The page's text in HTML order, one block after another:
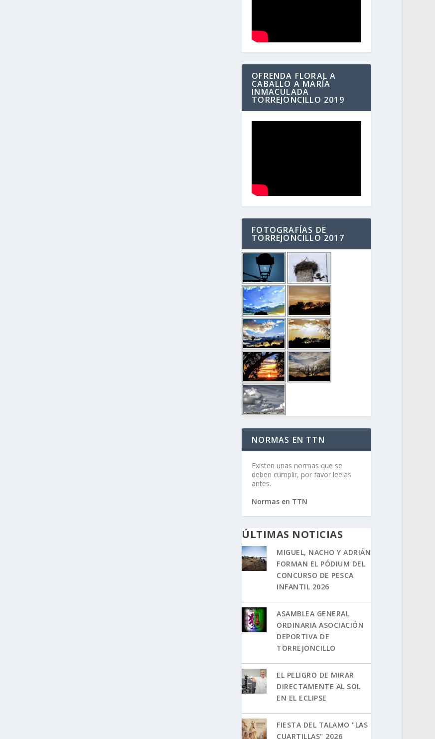
OFRENDA FLORAL A
CABALLO A MARÍA
INMACULADA
TORREJONCILLO 2019
FOTOGRAFÍAS DE
TORREJONCILLO 2017
NORMAS EN TTN
Existen unas normas que se
deben cumplir, por favor leelas
antes.
Normas en TTN
ÚLTIMAS NOTICIAS
MIGUEL, NACHO Y ADRIÁN
FORMAN EL PÓDIUM DEL
CONCURSO DE PESCA
INFANTIL 2026
ASAMBLEA GENERAL
ORDINARIA ASOCIACIÓN
DEPORTIVA DE
TORREJONCILLO
EL PELIGRO DE MIRAR
DIRECTAMENTE AL SOL
EN EL ECLIPSE
FIESTA DEL TALAMO "LAS
CUARTILLAS" 2026